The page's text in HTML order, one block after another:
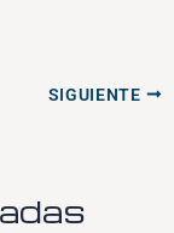
SIGUIENTE